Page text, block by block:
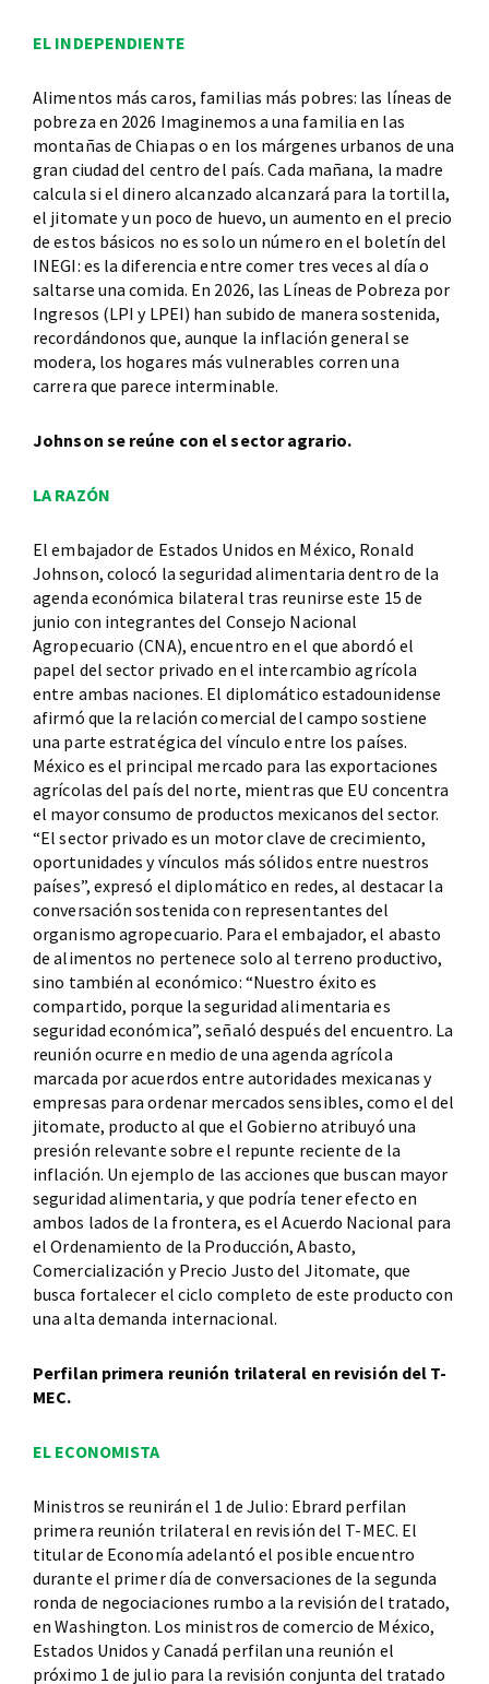
EL INDEPENDIENTE
Alimentos más caros, familias más pobres: las líneas de
pobreza en 2026 Imaginemos a una familia en las
montañas de Chiapas o en los márgenes urbanos de una
gran ciudad del centro del país. Cada mañana, la madre
calcula si el dinero alcanzado alcanzará para la tortilla,
el jitomate y un poco de huevo, un aumento en el precio
de estos básicos no es solo un número en el boletín del
INEGI: es la diferencia entre comer tres veces al día o
saltarse una comida. En 2026, las Líneas de Pobreza por
Ingresos (LPI y LPEI) han subido de manera sostenida,
recordándonos que, aunque la inflación general se
modera, los hogares más vulnerables corren una
carrera que parece interminable.
Johnson se reúne con el sector agrario.
LA RAZÓN
El embajador de Estados Unidos en México, Ronald
Johnson, colocó la seguridad alimentaria dentro de la
agenda económica bilateral tras reunirse este 15 de
junio con integrantes del Consejo Nacional
Agropecuario (CNA), encuentro en el que abordó el
papel del sector privado en el intercambio agrícola
entre ambas naciones. El diplomático estadounidense
afirmó que la relación comercial del campo sostiene
una parte estratégica del vínculo entre los países.
México es el principal mercado para las exportaciones
agrícolas del país del norte, mientras que EU concentra
el mayor consumo de productos mexicanos del sector.
“El sector privado es un motor clave de crecimiento,
oportunidades y vínculos más sólidos entre nuestros
países”, expresó el diplomático en redes, al destacar la
conversación sostenida con representantes del
organismo agropecuario. Para el embajador, el abasto
de alimentos no pertenece solo al terreno productivo,
sino también al económico: “Nuestro éxito es
compartido, porque la seguridad alimentaria es
seguridad económica”, señaló después del encuentro. La
reunión ocurre en medio de una agenda agrícola
marcada por acuerdos entre autoridades mexicanas y
empresas para ordenar mercados sensibles, como el del
jitomate, producto al que el Gobierno atribuyó una
presión relevante sobre el repunte reciente de la
inflación. Un ejemplo de las acciones que buscan mayor
seguridad alimentaria, y que podría tener efecto en
ambos lados de la frontera, es el Acuerdo Nacional para
el Ordenamiento de la Producción, Abasto,
Comercialización y Precio Justo del Jitomate, que
busca fortalecer el ciclo completo de este producto con
una alta demanda internacional.
Perfilan primera reunión trilateral en revisión del T-
MEC.
EL ECONOMISTA
Ministros se reunirán el 1 de Julio: Ebrard perfilan
primera reunión trilateral en revisión del T-MEC. El
titular de Economía adelantó el posible encuentro
durante el primer día de conversaciones de la segunda
ronda de negociaciones rumbo a la revisión del tratado,
en Washington. Los ministros de comercio de México,
Estados Unidos y Canadá perfilan una reunión el
próximo 1 de julio para la revisión conjunta del tratado